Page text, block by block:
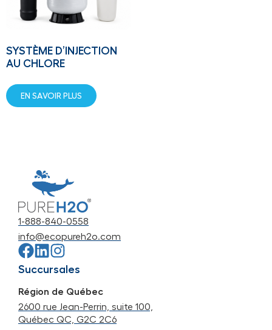
SYSTÈME D’INJECTION
AU CHLORE
EN SAVOIR PLUS
1-888-840-0558
info@ecopureh2o.com
Succursales
Région de Québec
2600 rue Jean-Perrin, suite 100,
Québec QC, G2C 2C6